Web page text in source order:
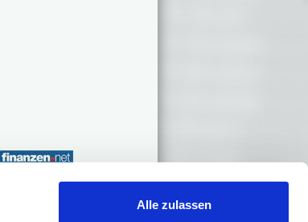
Alle zulassen